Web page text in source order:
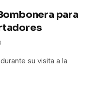
para
su visita a la